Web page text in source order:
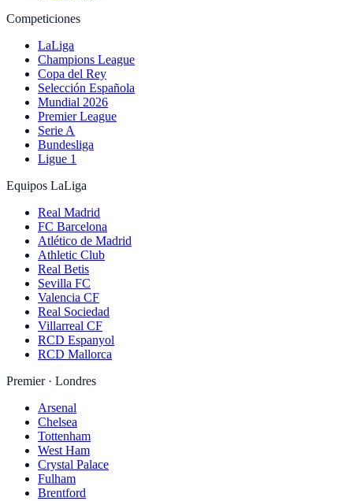
Competiciones
LaLiga
Champions League
Copa del Rey
Selección Española
Mundial 2026
Premier League
Serie A
Bundesliga
Ligue 1
Equipos LaLiga
Real Madrid
FC Barcelona
Atlético de Madrid
Athletic Club
Real Betis
Sevilla FC
Valencia CF
Real Sociedad
Villarreal CF
RCD Espanyol
RCD Mallorca
Premier · Londres
Arsenal
Chelsea
Tottenham
West Ham
Crystal Palace
Fulham
Brentford